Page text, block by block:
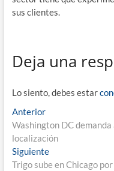
sus clientes.
Deja una
Lo siento, debes estar
Navegación
de
entradas
AnteriorEntrada
anterior:
Washington DC
localización
SiguienteEntrada
siguiente:
Trigo sube en Chicago